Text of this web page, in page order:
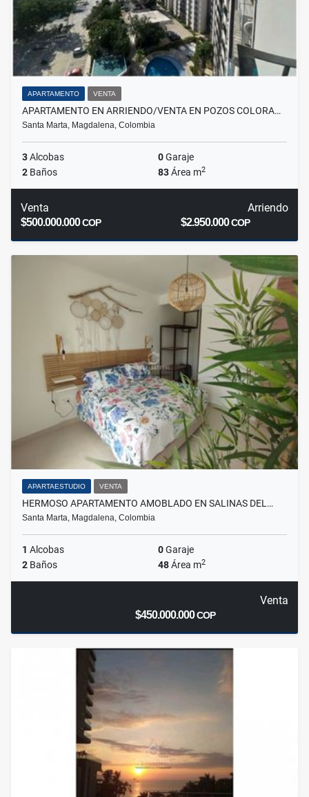
APARTAMENTO VENTA
APARTAMENTO EN ARRIENDO/VENTA EN POZOS COLORA…
Santa Marta, Magdalena, Colombia
3Alcobas 0Garaje
2 Baños 83Área m2
Venta
$500.000.000COP
Arriendo
$2.950.000COP
APARTAESTUDIO VENTA
HERMOSO APARTAMENTO AMOBLADO EN SALINAS DEL…
Santa Marta, Magdalena, Colombia
1 Alcobas 0Garaje
2 Baños 48Área m2
Venta
$450.000.000COP